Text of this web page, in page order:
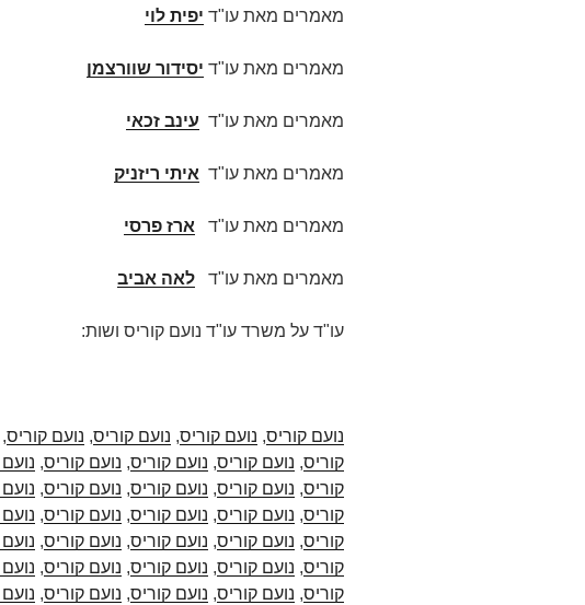
מאמרים מאת עו"ד יפית לוי
מאמרים מאת עו"ד יסידור שוורצמן
מאמרים מאת עו"ד עינב זכאי
מאמרים מאת עו"ד איתי ריזניק
מאמרים מאת עו"ד ארז פרסי
מאמרים מאת עו"ד לאה אביב
עו"ד על משרד עו"ד נועם קוריס ושות:
נועם קוריס, נועם קוריס, נועם קוריס, נועם קוריס,
קוריס, נועם קוריס, נועם קוריס, נועם קוריס,
קוריס, נועם קוריס, נועם קוריס, נועם קוריס,
קוריס, נועם קוריס, נועם קוריס, נועם קוריס,
קוריס, נועם קוריס, נועם קוריס, נועם קוריס,
קוריס, נועם קוריס, נועם קוריס, נועם קוריס,
קוריס, נועם קוריס, נועם קוריס, נועם קוריס,